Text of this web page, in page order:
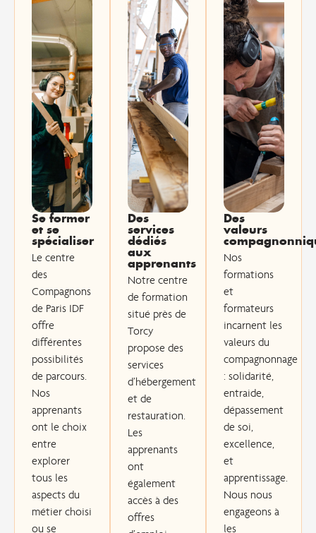
Se former
et se
spécialiser​
Le centre
des
Compagnons
de Paris IDF
offre
différentes
possibilités
de parcours.
Nos
apprenants
ont le choix
entre
explorer
tous les
aspects du
métier choisi
ou se
Des
services
dédiés
aux
apprenants​
Notre centre
de formation
situé près de
Torcy
propose des
services
d’hébergement
et de
restauration.
Les
apprenants
ont
également
accès à des
offres
Des
valeurs
Nos
formations
et
formateurs
incarnent les
valeurs du
compagnonnage
: solidarité,
entraide,
dépassement
de soi,
excellence,
et
apprentissage.
Nous nous
engageons à
les